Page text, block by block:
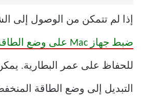
إذا لم تتمكن من الوصول إلى
ضبط جهاز Mac على وضع الطاقة المنخفضة
للحفاظ على عمر البطارية.
التبديل إلى وضع الطاقة